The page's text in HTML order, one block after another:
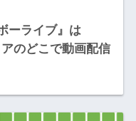
ーライブ』は
のどこで動画配信